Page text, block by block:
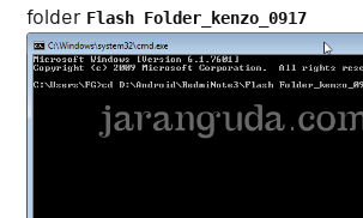
folder Flash Folder_kenzo_0917